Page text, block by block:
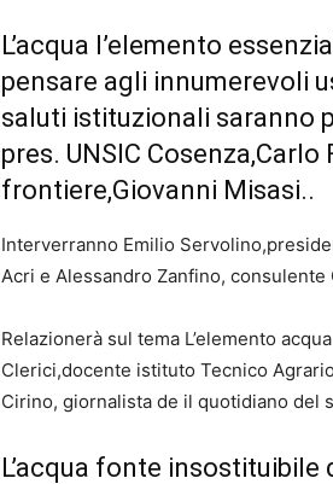
L’acqua l’elemento
pensare agli innumerevoli
saluti istituzionali saranno
pres. UNSIC
frontiere,Giovanni Misasi..
Interverranno Emilio
Acri e Alessandro Zanfino, consulente
Relazionerà sul tema L’elemento
Clerici,docente istituto Tecnico
Cirino, giornalista de il quotidiano del
L’acqua fonte insostituibile